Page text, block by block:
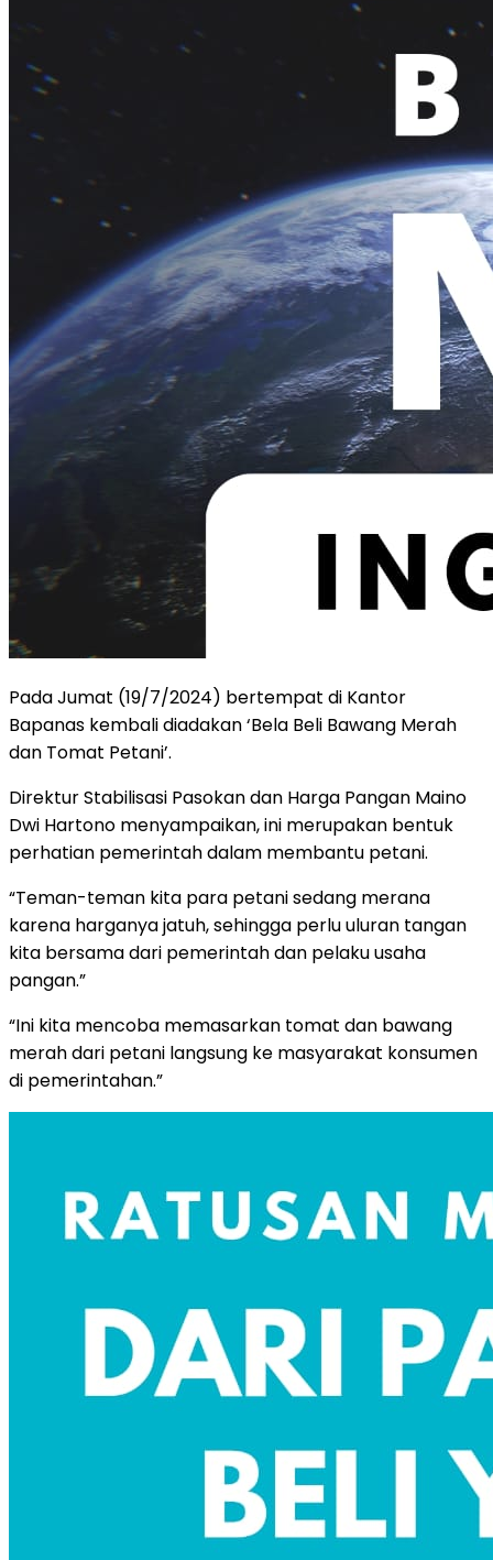
Pada Jumat (19/7/2024) bertempat di Kantor
Bapanas kembali diadakan ‘Bela Beli Bawang Merah
dan Tomat Petani’.
Direktur Stabilisasi Pasokan dan Harga Pangan Maino
Dwi Hartono menyampaikan, ini merupakan bentuk
perhatian pemerintah dalam membantu petani.
“Teman-teman kita para petani sedang merana
karena harganya jatuh, sehingga perlu uluran tangan
kita bersama dari pemerintah dan pelaku usaha
pangan.”
“Ini kita mencoba memasarkan tomat dan bawang
merah dari petani langsung ke masyarakat konsumen
di pemerintahan.”